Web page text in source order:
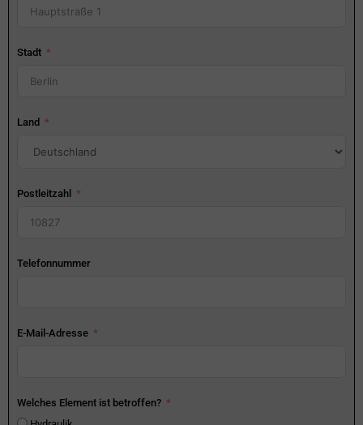
Stadt
Land
Postleitzahl
Telefonnummer
E-Mail-Adresse
Welches Element ist betroffen?